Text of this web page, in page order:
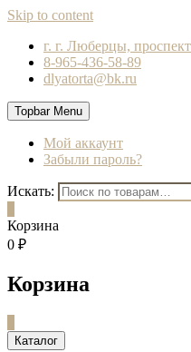
Skip to content
г. г. Люберцы,
8-965-436-58-89
dlyatorta@bk.ru
Topbar Menu
Мой аккаунт
Забыли пароль?
Искать:
Корзина
0 ₽
Корзина
Каталог